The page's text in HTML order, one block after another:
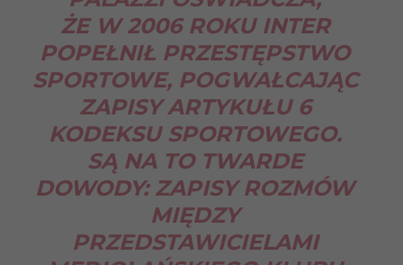
ŻE W 2006 ROKU INTER
POPEŁNIŁ PRZESTĘPSTWO
SPORTOWE, POGWAŁCAJĄC
ZAPISY ARTYKUŁU 6
KODEKSU SPORTOWEGO.
SĄ NA TO TWARDE
DOWODY: ZAPISY ROZMÓW
MIĘDZY
PRZEDSTAWICIELAMI